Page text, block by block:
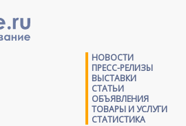
НОВОСТИ
ПРЕСС-РЕЛИЗЫ
ВЫСТАВКИ
СТАТЬИ
ОБЪЯВЛЕНИЯ
ТОВАРЫ И УСЛУГИ
СТАТИСТИКА